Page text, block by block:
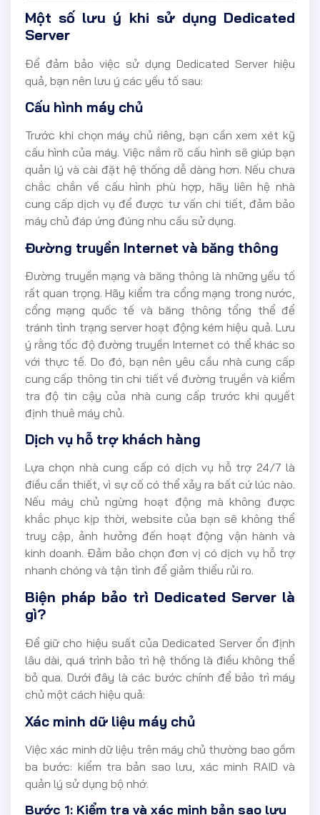
Một số lưu ý khi sử dụng Dedicated
Server
Để đảm bảo việc sử dụng Dedicated Server hiệu
quả, bạn nên lưu ý các yếu tố sau:
Cấu hình máy chủ
Trước khi chọn máy chủ riêng, bạn cần xem xét kỹ
cấu hình của máy. Việc nắm rõ cấu hình sẽ giúp bạn
quản lý và cài đặt hệ thống dễ dàng hơn. Nếu chưa
chắc chắn về cấu hình phù hợp, hãy liên hệ nhà
cung cấp dịch vụ để được tư vấn chi tiết, đảm bảo
máy chủ đáp ứng đúng nhu cầu sử dụng.
Đường truyền Internet và băng thông
Đường truyền mạng và băng thông là những yếu tố
rất quan trọng. Hãy kiểm tra cổng mạng trong nước,
cổng mạng quốc tế và băng thông tổng thể để
tránh tình trạng server hoạt động kém hiệu quả. Lưu
ý rằng tốc độ đường truyền Internet có thể khác so
với thực tế. Do đó, bạn nên yêu cầu nhà cung cấp
cung cấp thông tin chi tiết về đường truyền và kiểm
tra độ tin cậy của nhà cung cấp trước khi quyết
định thuê máy chủ.
Dịch vụ hỗ trợ khách hàng
Lựa chọn nhà cung cấp có dịch vụ hỗ trợ 24/7 là
điều cần thiết, vì sự cố có thể xảy ra bất cứ lúc nào.
Nếu máy chủ ngừng hoạt động mà không được
khắc phục kịp thời, website của bạn sẽ không thể
truy cập, ảnh hưởng đến hoạt động vận hành và
kinh doanh. Đảm bảo chọn đơn vị có dịch vụ hỗ trợ
nhanh chóng và tận tình để giảm thiểu rủi ro.
Biện pháp bảo trì Dedicated Server là
gì?
Để giữ cho hiệu suất của Dedicated Server ổn định
lâu dài, quá trình bảo trì hệ thống là điều không thể
bỏ qua. Dưới đây là các bước chính để bảo trì máy
chủ một cách hiệu quả:
Xác minh dữ liệu máy chủ
Việc xác minh dữ liệu trên máy chủ thường bao gồm
ba bước: kiểm tra bản sao lưu, xác minh RAID và
quản lý sử dụng bộ nhớ.
Bước 1: Kiểm tra và xác minh bản sao lưu